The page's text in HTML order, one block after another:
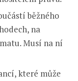
běžného
na
Musí na ní
které může